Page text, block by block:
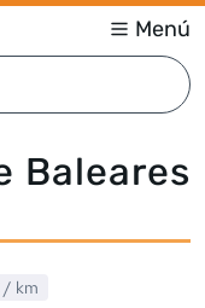
Menú
Baleares
/ km